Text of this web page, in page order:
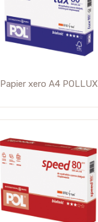
Papier xero A4 POLLUX